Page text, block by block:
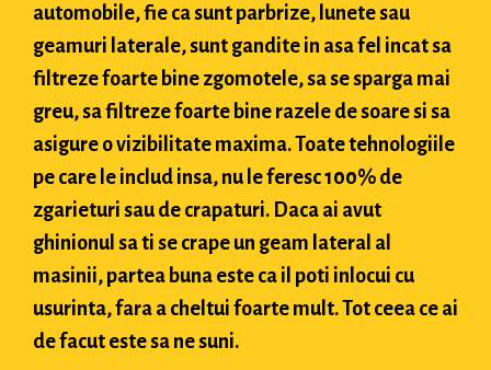
automobile, fie ca sunt parbrize, lunete sau
geamuri laterale, sunt gandite in asa fel incat sa
filtreze foarte bine zgomotele, sa se sparga mai
greu, sa filtreze foarte bine razele de soare si sa
asigure o vizibilitate maxima. Toate tehnologiile
pe care le includ insa, nu le feresc 100% de
zgarieturi sau de crapaturi. Daca ai avut
ghinionul sa ti se crape un geam lateral al
masinii, partea buna este ca il poti inlocui cu
usurinta, fara a cheltui foarte mult. Tot ceea ce ai
de facut este sa ne suni.